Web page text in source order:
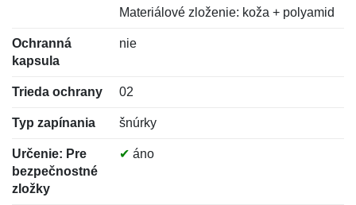
Materiálové zloženie: koža + polyamid
Ochranná
kapsula
nie
Trieda ochrany 02
Typ zapínania šnúrky
Určenie: Pre
bezpečnostné
zložky
✔ áno